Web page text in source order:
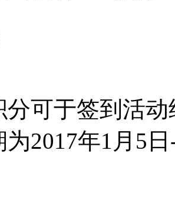
分可于签到活
为2017年1月5